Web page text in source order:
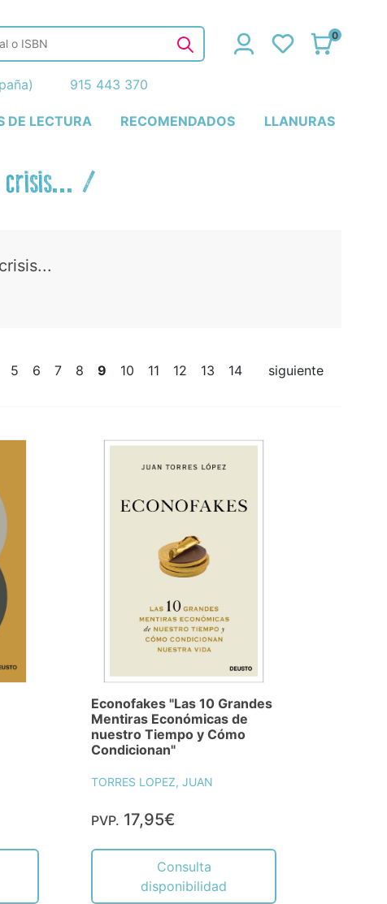
DE LECTURA RECOMENDADOS LLANURAS
0
915 443 370
crisis... /
5 6 7 8 9 10 11 12 13 14 siguiente
Econofakes "Las 10 Grandes
Mentiras Económicas de
nuestro Tiempo y Cómo
Condicionan"
TORRES LOPEZ, JUAN
PVP. 17,95€
Consulta
disponibilidad